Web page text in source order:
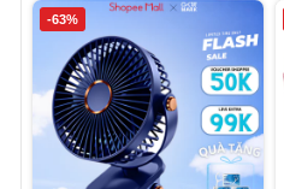
-63%